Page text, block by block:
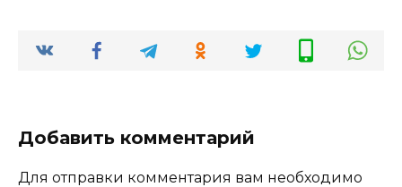
Добавить комментарий
Для отправки комментария вам необходимо